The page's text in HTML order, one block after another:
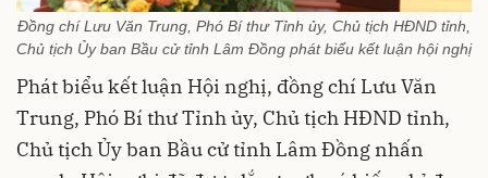
Đồng chí Lưu Văn Trung, Phó Bí thư Tỉnh ủy, Chủ tịch HĐND tỉnh,
Chủ tịch Ủy ban Bầu cử tỉnh Lâm Đồng phát biểu kết luận hội nghị
Phát biểu kết luận Hội nghị, đồng chí Lưu Văn
Trung, Phó Bí thư Tỉnh ủy, Chủ tịch HĐND tỉnh,
Chủ tịch Ủy ban Bầu cử tỉnh Lâm Đồng nhấn